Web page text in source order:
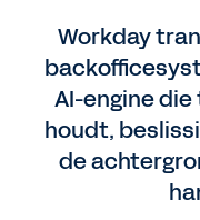
Workday
AI-engine
houdt,
de